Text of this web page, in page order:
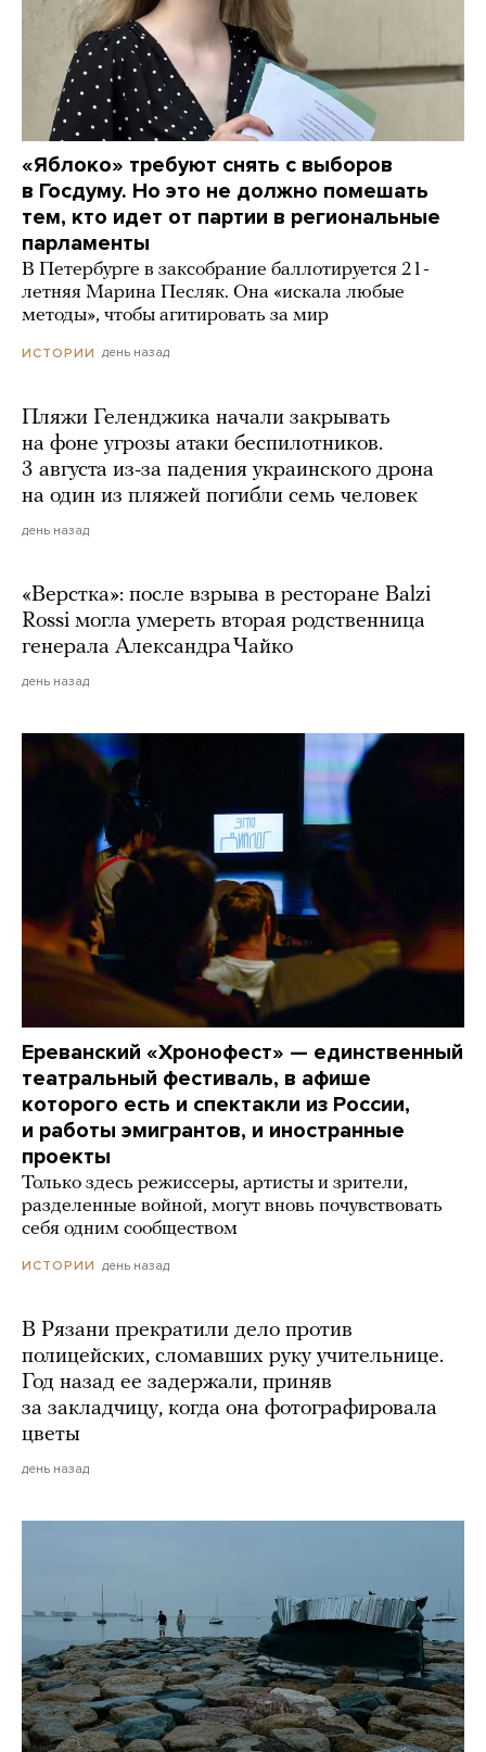
«Яблоко» требуют снять с выборов
в Госдуму. Но это не должно помешать
тем, кто идет от партии в региональные
парламенты
В Петербурге в заксобрание баллотируется 21-
летняя Марина Песляк. Она «искала любые
методы», чтобы агитировать за мир
ИСТОРИИ день назад
Пляжи Геленджика начали закрывать
на фоне угрозы атаки беспилотников.
3 августа из-за падения украинского дрона
на один из пляжей погибли семь человек
день назад
«Верстка»: после взрыва в ресторане Balzi
Rossi могла умереть вторая родственница
генерала Александра Чайко
день назад
Ереванский «Хронофест» — единственный
театральный фестиваль, в афише
которого есть и спектакли из России,
и работы эмигрантов, и иностранные
проекты
Только здесь режиссеры, артисты и зрители,
разделенные войной, могут вновь почувствовать
себя одним сообществом
ИСТОРИИ день назад
В Рязани прекратили дело против
полицейских, сломавших руку учительнице.
Год назад ее задержали, приняв
за закладчицу, когда она фотографировала
цветы
день назад